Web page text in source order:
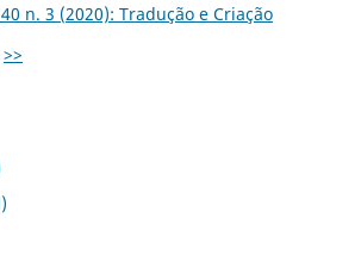
n. 3 (2020): Tradução e Criação
>>